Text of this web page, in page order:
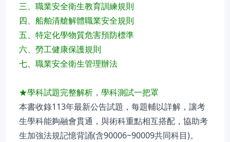
三、職業安全衛生教育訓練規則
四、船舶清艙解體職業安全規則
五、特定化學物質危害預防標準
六、勞工健康保護規則
七、職業安全衛生管理辦法
★學科試題完整解析，學科測試一把罩
本書收錄113年最新公告試題，每題輔以詳解，讓考
生學科能夠融會貫通，與術科重點相互搭配，協助考
生加強法規記憶背誦(含90006~90009共同科目)。